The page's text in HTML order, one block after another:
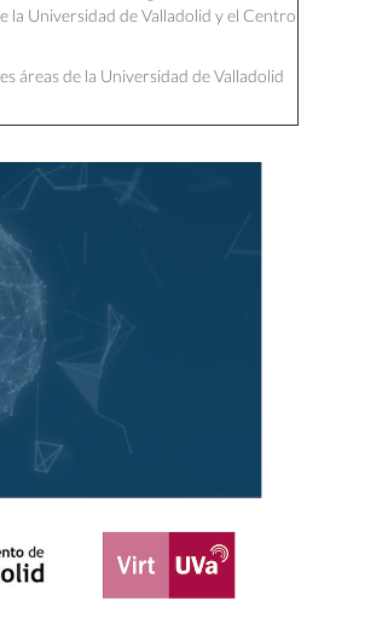
la Universidad de Valladolid y el Centro
áreas de la Universidad de Valladolid